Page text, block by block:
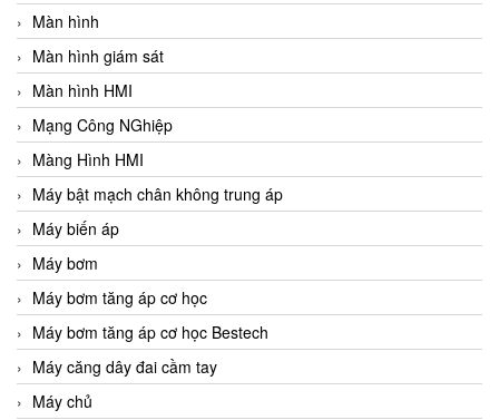
Màn hình
Màn hình giám sát
Màn hình HMI
Mạng Công NGhiệp
Màng Hình HMI
Máy bật mạch chân không trung áp
Máy biến áp
Máy bơm
Máy bơm tăng áp cơ học
Máy bơm tăng áp cơ học Bestech
Máy căng dây đai cầm tay
Máy chủ